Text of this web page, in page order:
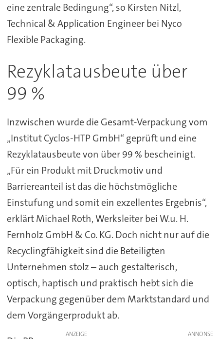
eine zentrale Bedingung“, so Kirsten Nitzl,
Technical & Application Engineer bei Nyco
Flexible Packaging.
Rezyklatausbeute über
99 %
Inzwischen wurde die Gesamt-Verpackung vom
„Institut Cyclos-HTP GmbH“ geprüft und eine
Rezyklatausbeute von über 99 % bescheinigt.
„Für ein Produkt mit Druckmotiv und
Barriereanteil ist das die höchstmögliche
Einstufung und somit ein exzellentes Ergebnis“,
erklärt Michael Roth, Werksleiter bei W.u. H.
Fernholz GmbH & Co. KG. Doch nicht nur auf die
Recyclingfähigkeit sind die Beteiligten
Unternehmen stolz – auch gestalterisch,
optisch, haptisch und praktisch hebt sich die
Verpackung gegenüber dem Marktstandard und
dem Vorgängerprodukt ab.
ANZEIGE